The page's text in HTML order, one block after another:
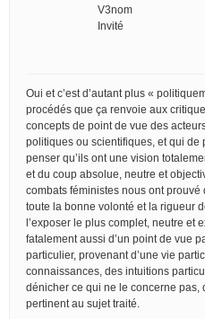
V3nom
Invité
Oui et c’est d’autant plus «
procédés que ça renvoie aux
concepts de point de vue des
politiques ou scientifiques, et qui de
penser qu’ils ont une vision
et du coup absolue, neutre et
combats féministes nous ont prouvé
toute la bonne volonté et la rigueur
l’exposer le plus complet, neutre et
fatalement aussi d’un point de vue
particulier, provenant d’une vie
connaissances, des intuitions
dénicher ce qui ne le concerne pas,
pertinent au sujet traité.